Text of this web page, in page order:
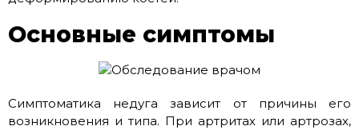
Основные симптомы
Симптоматика недуга зависит от причины его
возникновения и типа. При артритах или артрозах,